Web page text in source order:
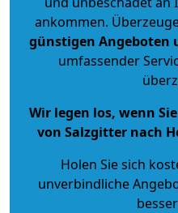
ankommen.
günstigen Angeboten
umfassender
Wir legen los, wenn
von Salzgitter nach
Holen Sie sich
unverbindliche